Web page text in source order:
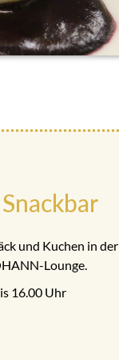
und Kuchen in der
Lounge.
16.00 Uhr